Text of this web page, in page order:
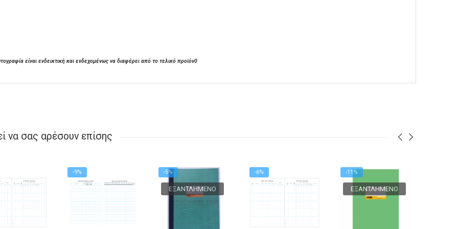
είναι ενδεικτική και ενδεχομένως να διαφέρει από το τελικό προϊόν0
να σας αρέσουν επίσης
-9%
ΕΞΑΝΤΛΗΜΈΝΟ
-5% -6%
ΕΞΑΝΤΛΗΜΈΝΟ
-11%